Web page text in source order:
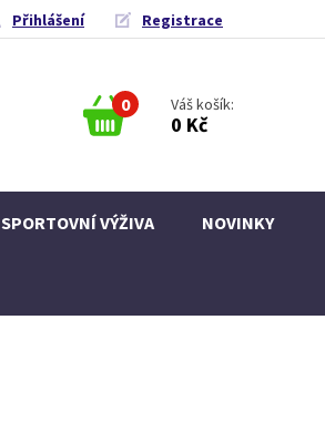
Přihlášení Registrace
0 Váš košík:
0 Kč
SPORTOVNÍ VÝŽIVA NOVINKY